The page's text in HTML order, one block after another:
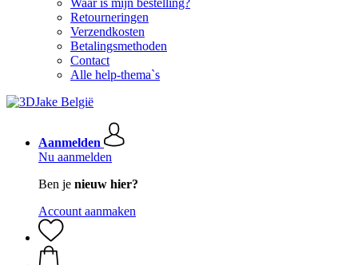
Waar is mijn bestelling?
Retourneringen
Verzendkosten
Betalingsmethoden
Contact
Alle help-thema`s
Aanmelden
Nu aanmelden
Ben je nieuw hier?
Account aanmaken